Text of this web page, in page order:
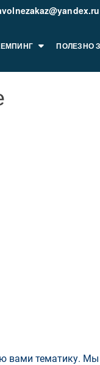
ПОЛЕЗНО
вами тематику.